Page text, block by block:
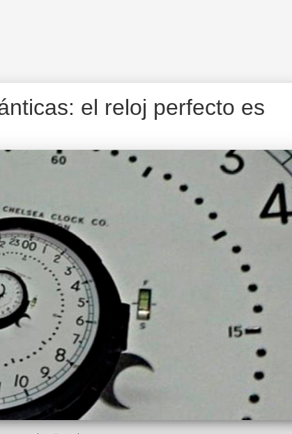
el reloj perfecto es